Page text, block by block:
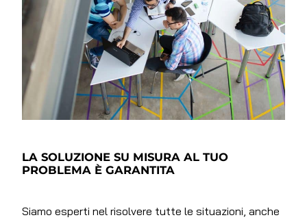
LA SOLUZIONE SU MISURA AL TUO
PROBLEMA È GARANTITA
Siamo esperti nel risolvere tutte le situazioni, anche